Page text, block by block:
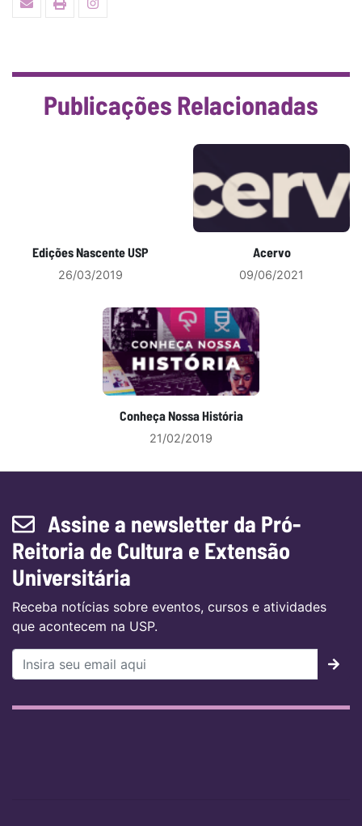
Publicações Relacionadas
Edições Nascente USP
26/03/2019
Acervo
09/06/2021
Conheça Nossa História
21/02/2019
Assine a newsletter da Pró-
Reitoria de Cultura e Extensão
Universitária
Receba notícias sobre eventos, cursos e atividades
que acontecem na USP.